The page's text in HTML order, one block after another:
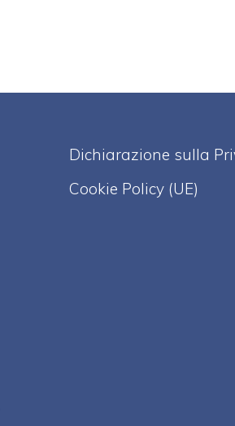
Dichiarazione sulla
Cookie Policy (UE)